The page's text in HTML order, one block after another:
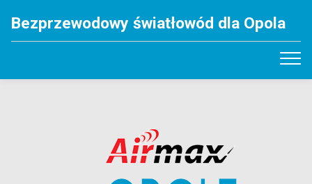
Bezprzewodowy światłowód dla Opola